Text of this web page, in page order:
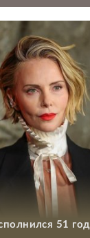
51 год